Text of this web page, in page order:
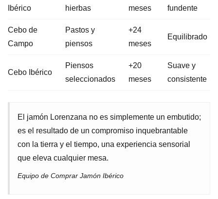
Ibérico hierbas meses fundente
Cebo de
Campo
Pastos y
piensos
+24
meses
Equilibrado
Cebo Ibérico
Piensos
seleccionados
+20
meses
Suave y
consistente
El jamón Lorenzana no es simplemente un embutido;
es el resultado de un compromiso inquebrantable
con la tierra y el tiempo, una experiencia sensorial
que eleva cualquier mesa.
Equipo de Comprar Jamón Ibérico